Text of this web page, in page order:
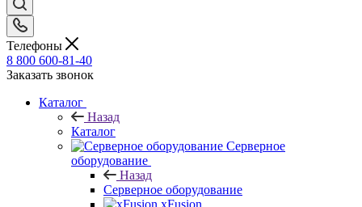
Телефоны
8 800 600-81-40
Заказать звонок
Каталог
Назад
Каталог
Серверное
оборудование
Назад
Серверное оборудование
xFusion